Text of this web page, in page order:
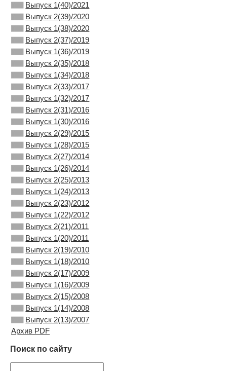
Выпуск 1(40)/2021
Выпуск 2(39)/2020
Выпуск 1(38)/2020
Выпуск 2(37)/2019
Выпуск 1(36)/2019
Выпуск 2(35)/2018
Выпуск 1(34)/2018
Выпуск 2(33)/2017
Выпуск 1(32)/2017
Выпуск 2(31)/2016
Выпуск 1(30)/2016
Выпуск 2(29)/2015
Выпуск 1(28)/2015
Выпуск 2(27)/2014
Выпуск 1(26)/2014
Выпуск 2(25)/2013
Выпуск 1(24)/2013
Выпуск 2(23)/2012
Выпуск 1(22)/2012
Выпуск 2(21)/2011
Выпуск 1(20)/2011
Выпуск 2(19)/2010
Выпуск 1(18)/2010
Выпуск 2(17)/2009
Выпуск 1(16)/2009
Выпуск 2(15)/2008
Выпуск 1(14)/2008
Выпуск 2(13)/2007
Архив PDF
Поиск по сайту